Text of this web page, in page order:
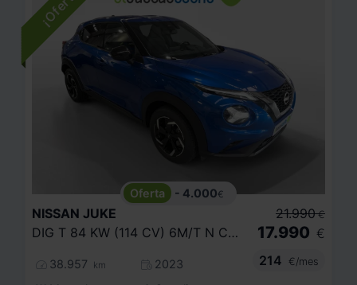
- 4.000€
NISSAN JUKE
DIG T 84 KW (114 CV) 6M/T N CONNECTA
38.957 km
2023
21.990 €
17.990 €
214
€/mes